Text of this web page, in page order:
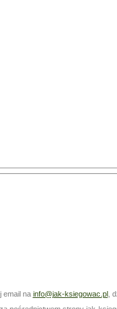
email na info@jak-ksiegowac.pl,